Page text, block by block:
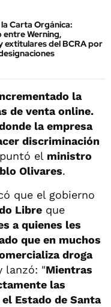
Carta Orgánica:
Werning,
extitulares del BCRA por
la
de venta online.
la empresa
discriminación
el ministro
Olivares.
que el gobierno
Libre que
a quienes les
que en muchos
droga
lanzó: "Mientras
las
Estado de Santa